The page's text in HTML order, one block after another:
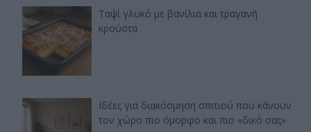
Ταψί γλυκό με βανίλια και τραγανή
κρούστα
Ιδέες για διακόσμηση σπιτιού που κάνουν
τον χώρο πιο όμορφο και πιο «δικό σας»